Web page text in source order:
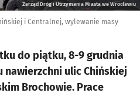
Zarząd Dróg i Utrzymania Miasta we Wrocławiu
i Centralnej, wylewanie masy
do piątku, 8-9 grudnia
ulic Chińskiej
Brochowie. Prace